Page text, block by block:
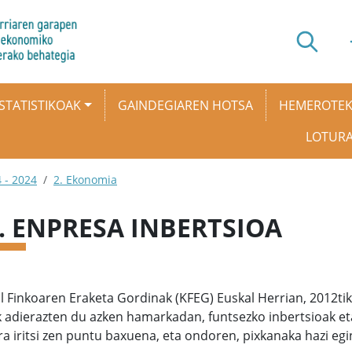
GAINDEGIAREN HOTSA
- 2024 2. Ekonomia
ENPRESA INBERTSIOA
Finkoaren Eraketa Gordinak (KFEG) Euskal Herrian,
adierazten du azken hamarkadan, funtsezko inbertsioak
iritsi zen puntu baxuena, eta ondoren, pixkanaka hazi